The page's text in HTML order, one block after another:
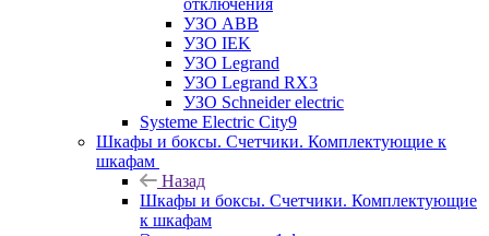
УЗО ABB
УЗО IEK
УЗО Legrand
УЗО Legrand RX3
УЗО Schneider electric
Systeme Electric City9
Шкафы и боксы. Счетчики. Комплектующие к
шкафам
Назад
Шкафы и боксы. Счетчики. Комплектующие
к шкафам